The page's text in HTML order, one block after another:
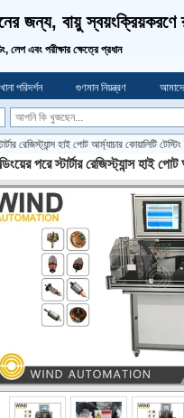
জন্য, বায়ু
লেপ এবং পরীক্ষার ক্ষেত্রে প্রধান
পরিদর্শন গুণমান নিয়ন্ত্রণ
রেজিস্ট্যান্স হাই পোট আর্ম্যাচার কোয়ালিটি
পরে স্টার্টার রেজিস্ট্যান্স হাই